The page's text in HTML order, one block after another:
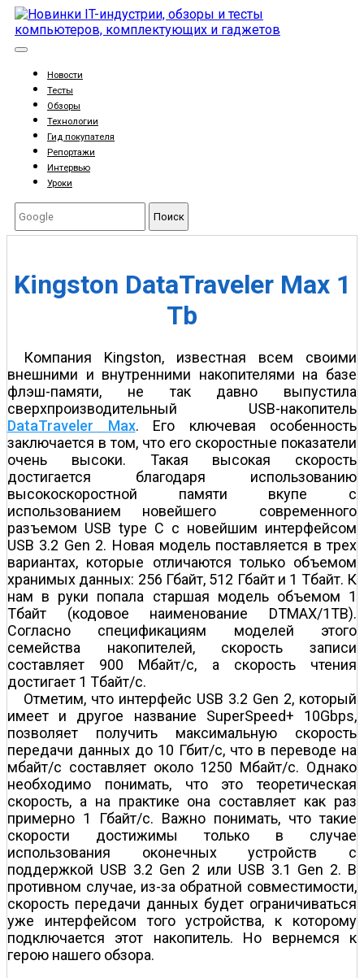
Новости
Тесты
Обзоры
Технологии
Гид покупателя
Репортажи
Интервью
Уроки
Поиск
Kingston DataTraveler Max 1
Tb
Компания Kingston, известная всем своими
внешними и внутренними накопителями на базе
флэш-памяти, не так давно выпустила
сверхпроизводительный USB-накопитель
DataTraveler Max. Его ключевая особенность
заключается в том, что его скоростные показатели
очень высоки. Такая высокая скорость
достигается благодаря использованию
высокоскоростной памяти вкупе с
использованием новейшего современного
разъемом USB type C с новейшим интерфейсом
USB 3.2 Gen 2. Новая модель поставляется в трех
вариантах, которые отличаются только объемом
хранимых данных: 256 Гбайт, 512 Гбайт и 1 Тбайт. К
нам в руки попала старшая модель объемом 1
Тбайт (кодовое наименование DTMAX/1TB).
Согласно спецификациям моделей этого
семейства накопителей, скорость записи
составляет 900 Мбайт/с, а скорость чтения
достигает 1 Тбайт/с.
Отметим, что интерфейс USB 3.2 Gen 2, который
имеет и другое название SuperSpeed+ 10Gbps,
позволяет получить максимальную скорость
передачи данных до 10 Гбит/с, что в переводе на
мбайт/с составляет около 1250 Мбайт/с. Однако
необходимо понимать, что это теоретическая
скорость, а на практике она составляет как раз
примерно 1 Гбайт/с. Важно понимать, что такие
скорости достижимы только в случае
использования оконечных устройств с
поддержкой USB 3.2 Gen 2 или USB 3.1 Gen 2. В
противном случае, из-за обратной совместимости,
скорость передачи данных будет ограничиваться
уже интерфейсом того устройства, к которому
подключается этот накопитель. Но вернемся к
герою нашего обзора.